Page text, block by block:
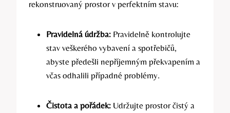
rekonstruovaný prostor v perfektním stavu:
Pravidelná údržba: Pravidelně kontrolujte
stav veškerého vybavení a spotřebičů,
abyste předešli nepříjemným překvapením a
včas odhalili případné problémy.
Čistota a pořádek: Udržujte prostor čistý a